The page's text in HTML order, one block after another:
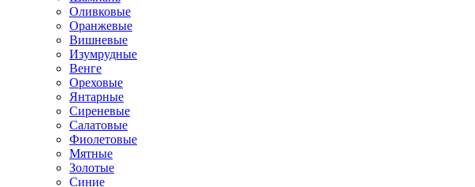
Оливковые
Оранжевые
Вишневые
Изумрудные
Венге
Ореховые
Янтарные
Сиреневые
Салатовые
Фиолетовые
Мятные
Золотые
Синие